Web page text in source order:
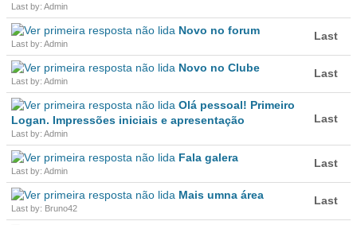
Last by: Admin
Novo no forum
Last by: Admin
Last
Novo no Clube
Last by: Admin
Last
Olá pessoal! Primeiro
Logan. Impressões iniciais e apresentação
Last by: Admin
Last
Fala galera
Last by: Admin
Last
Mais umna área
Last by: Bruno42
Last